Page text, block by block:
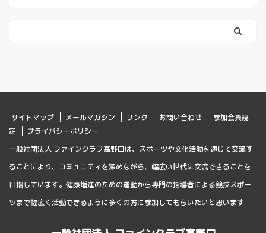
サイトマップ メールマガジン リンク お問い合わせ
参加会員規
定
プライバシーポリシー
一般社団法人 ファインクラブ高野口は、スポーツや文化活動を通じて交流す
ることにより、コミュニティを深めながら、幅広い世代に交流できることを
目指しています。健康増進のための運動から専門の指導者による競技スポー
ツまで幅広く活動できるように多くの方に参加してもらいたいと思います